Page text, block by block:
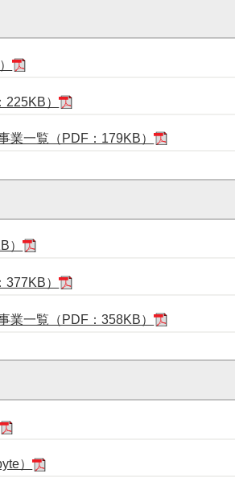
225KB）
業一覧（PDF：179KB）
）
377KB）
業一覧（PDF：358KB）
）